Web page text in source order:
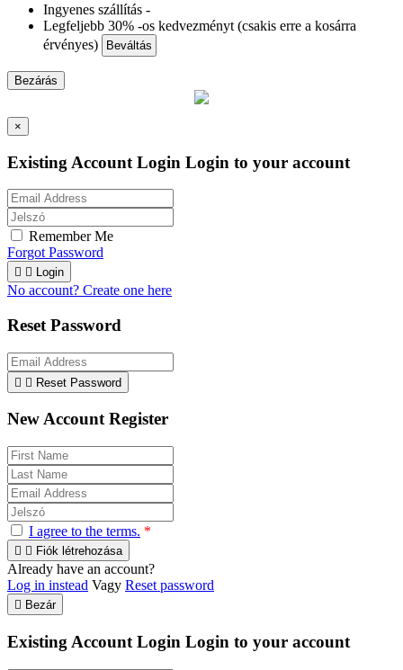
Ingyenes szállítás -
Legfeljebb 30% -os kedvezményt (csakis erre a kosárra
érvényes)
Beváltás
Bezárás
×
Existing Account Login Login to your account
Remember Me
Forgot Password
  Login
No account? Create one here
Reset Password
  Reset Password
New Account Register
I agree to the terms. *
  Fiók létrehozása
Already have an account?
Log in instead Vagy Reset password
 Bezár
Existing Account Login Login to your account